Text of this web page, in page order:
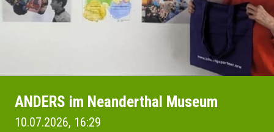
ANDERS im Neanderthal Museum
10.07.2026, 16:29